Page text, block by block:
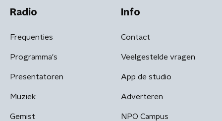
Radio
Frequenties
Programma's
Presentatoren
Muziek
Gemist
Info
Contact
Veelgestelde vragen
App de studio
Adverteren
NPO Campus